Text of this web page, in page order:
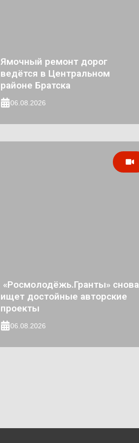
Ямочный ремонт дорог
ведётся в Центральном
районе Братска
06.08.2026
«Росмолодёжь.Гранты» снова
ищет достойные авторские
проекты
06.08.2026